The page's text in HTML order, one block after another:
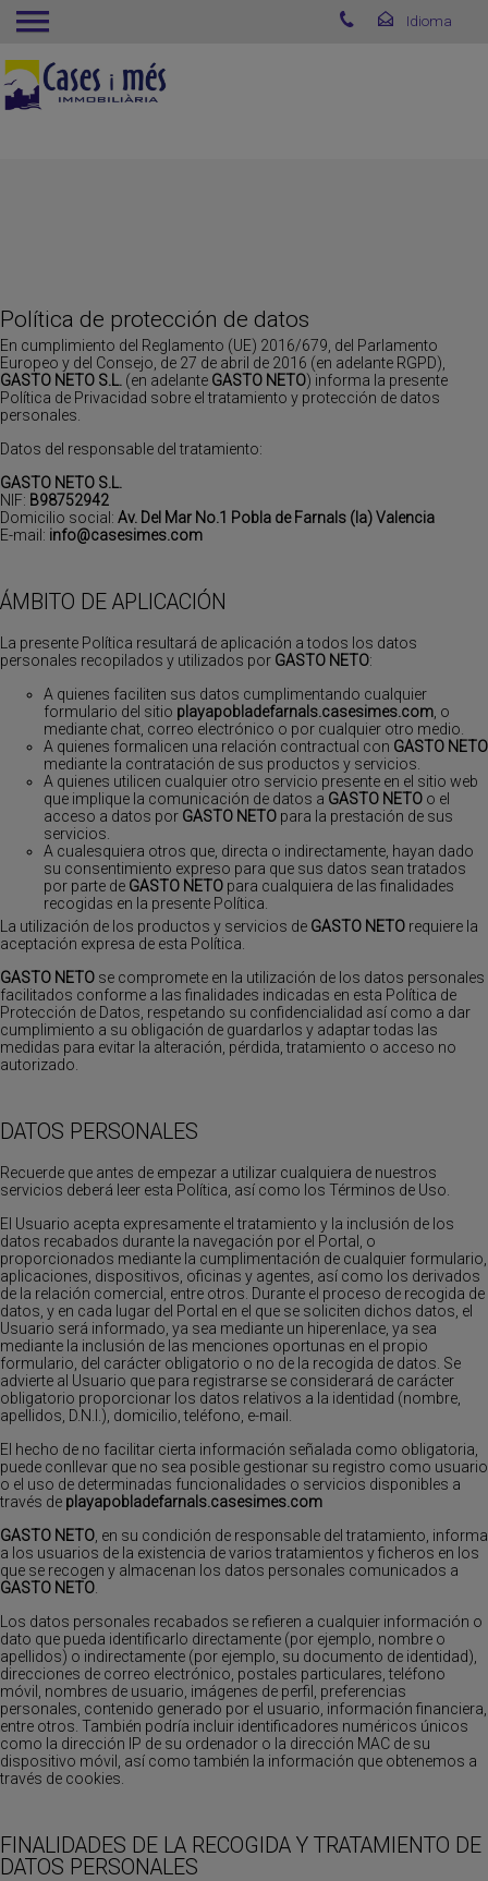
Política de protección de datos
En cumplimiento del Reglamento (UE) 2016/679, del Parlamento
Europeo y del Consejo, de 27 de abril de 2016 (en adelante RGPD),
GASTO NETO S.L. (en adelante GASTO NETO) informa la presente
Política de Privacidad sobre el tratamiento y protección de datos
personales.
Datos del responsable del tratamiento:
GASTO NETO S.L.
NIF: B98752942
Domicilio social: Av. Del Mar No.1 Pobla de Farnals (la) Valencia
E-mail: info@casesimes.com
ÁMBITO DE APLICACIÓN
La presente Política resultará de aplicación a todos los datos
personales recopilados y utilizados por GASTO NETO:
A quienes faciliten sus datos cumplimentando cualquier
formulario del sitio playapobladefarnals.casesimes.com , o
mediante chat, correo electrónico o por cualquier otro medio.
A quienes formalicen una relación contractual con GASTO NETO
mediante la contratación de sus productos y servicios.
A quienes utilicen cualquier otro servicio presente en el sitio web
que implique la comunicación de datos a GASTO NETO o el
acceso a datos por GASTO NETO para la prestación de sus
servicios.
A cualesquiera otros que, directa o indirectamente, hayan dado
su consentimiento expreso para que sus datos sean tratados
por parte de GASTO NETO para cualquiera de las finalidades
recogidas en la presente Política.
La utilización de los productos y servicios de GASTO NETO requiere la
aceptación expresa de esta Política.
GASTO NETO se compromete en la utilización de los datos personales
facilitados conforme a las finalidades indicadas en esta Política de
Protección de Datos, respetando su confidencialidad así como a dar
cumplimiento a su obligación de guardarlos y adaptar todas las
medidas para evitar la alteración, pérdida, tratamiento o acceso no
autorizado.
DATOS PERSONALES
Recuerde que antes de empezar a utilizar cualquiera de nuestros
servicios deberá leer esta Política, así como los Términos de Uso.
El Usuario acepta expresamente el tratamiento y la inclusión de los
datos recabados durante la navegación por el Portal, o
proporcionados mediante la cumplimentación de cualquier formulario,
aplicaciones, dispositivos, oficinas y agentes, así como los derivados
de la relación comercial, entre otros. Durante el proceso de recogida de
datos, y en cada lugar del Portal en el que se soliciten dichos datos, el
Usuario será informado, ya sea mediante un hiperenlace, ya sea
mediante la inclusión de las menciones oportunas en el propio
formulario, del carácter obligatorio o no de la recogida de datos. Se
advierte al Usuario que para registrarse se considerará de carácter
obligatorio proporcionar los datos relativos a la identidad (nombre,
apellidos, D.N.I.), domicilio, teléfono, e-mail.
El hecho de no facilitar cierta información señalada como obligatoria,
puede conllevar que no sea posible gestionar su registro como usuario
o el uso de determinadas funcionalidades o servicios disponibles a
través de playapobladefarnals.casesimes.com
GASTO NETO , en su condición de responsable del tratamiento, informa
a los usuarios de la existencia de varios tratamientos y ficheros en los
que se recogen y almacenan los datos personales comunicados a
GASTO NETO
Los datos personales recabados se refieren a cualquier información o
dato que pueda identificarlo directamente (por ejemplo, nombre o
apellidos) o indirectamente (por ejemplo, su documento de identidad),
direcciones de correo electrónico, postales particulares, teléfono
móvil, nombres de usuario, imágenes de perfil, preferencias
personales, contenido generado por el usuario, información financiera,
entre otros. También podría incluir identificadores numéricos únicos
como la dirección IP de su ordenador o la dirección MAC de su
dispositivo móvil, así como también la información que obtenemos a
través de cookies.
FINALIDADES DE LA RECOGIDA Y TRATAMIENTO DE
DATOS PERSONALES